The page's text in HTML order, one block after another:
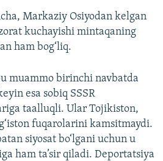
Markaziy Osiyodan kelgan
kuchayishi mintaqaning
ham bog‘liq.
muammo birinchi navbatda
esa sobiq SSSR
taalluqli. Ular Tojikiston,
fuqarolarini kamsitmaydi.
siyosat bo‘lgani uchun u
ham ta’sir qiladi. Deportatsiya